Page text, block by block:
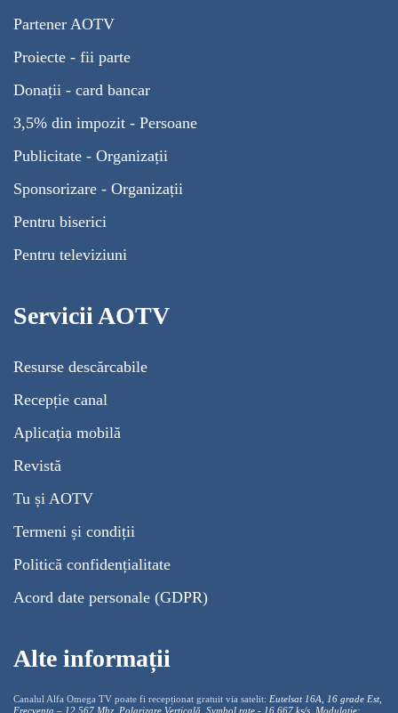
Partener AOTV
Proiecte - fii parte
Donații - card bancar
3,5% din impozit - Persoane
Publicitate - Organizații
Sponsorizare - Organizații
Pentru biserici
Pentru televiziuni
Servicii AOTV
Resurse descărcabile
Recepție canal
Aplicația mobilă
Revistă
Tu și AOTV
Termeni și condiții
Politică confidențialitate
Acord date personale (GDPR)
Alte informații
Canalul Alfa Omega TV poate fi recepționat gratuit via satelit: Eutelsat 16A, 16 grade Est,
Frecventa – 12.567 Mhz, Polarizare Verticală, Symbol rate - 16.667 ks/s, Modulație: